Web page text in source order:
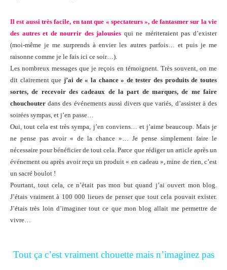
Il est aussi très facile, en tant que « spectateurs », de fantasmer sur la vie
des autres et de nourrir des jalousies qui ne mériteraient pas d’exister
(moi-même je me surprends à envier les autres parfois… et puis je me
raisonne comme je le fais ici ce soir…).
Les nombreux messages que je reçois en témoignent. Très souvent, on me
dit clairement que j’ai de « la chance » de tester des produits de toutes
sortes, de recevoir des cadeaux de la part de marques, de me faire
chouchouter dans des événements aussi divers que variés, d’assister à des
soirées sympas, et j’en passe…
Oui, tout cela est très sympa, j’en conviens… et j’aime beaucoup. Mais je
ne pense pas avoir « de la chance »… Je pense simplement faire le
nécessaire pour bénéficier de tout cela. Parce que rédiger un article après un
événement ou après avoir reçu un produit « en cadeau », mine de rien, c’est
un sacré boulot !
Pourtant, tout cela, ce n’était pas mon but quand j’ai ouvert mon blog.
J’étais vraiment à 100 000 lieues de penser que tout cela pouvait exister.
J’étais très loin d’imaginer tout ce que mon blog allait me permettre de
vivre…
Tout ça c’est vraiment chouette mais n’imaginez pas